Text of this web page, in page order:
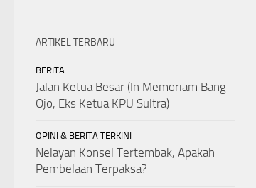
ARTIKEL TERBARU
BERITA
Jalan Ketua Besar (In Memoriam Bang
Ojo, Eks Ketua KPU Sultra)
OPINI & BERITA TERKINI
Nelayan Konsel Tertembak, Apakah
Pembelaan Terpaksa?